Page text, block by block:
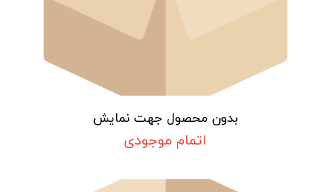
بدون محصول جهت نمایش
اتمام موجودی